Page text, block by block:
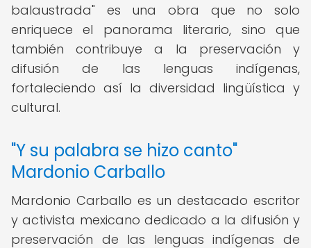
balaustrada" es una obra que no solo
enriquece el panorama literario, sino que
también contribuye a la preservación y
difusión de las lenguas indígenas,
fortaleciendo así la diversidad lingüística y
cultural.
"Y su palabra se hizo canto"
Mardonio Carballo
Mardonio Carballo es un destacado escritor
y activista mexicano dedicado a la difusión y
preservación de las lenguas indígenas de